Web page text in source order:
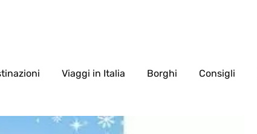
Viaggi in Italia Borghi Consigli